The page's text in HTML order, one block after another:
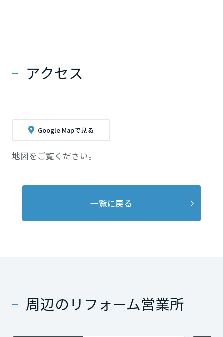
アクセス
Google Mapで見る
地図をご覧ください。
一覧に戻る
周辺のリフォーム営業所